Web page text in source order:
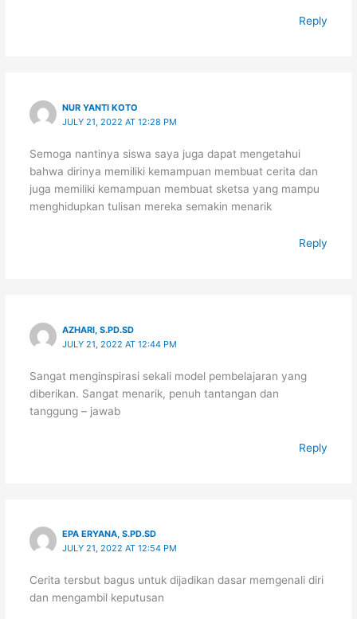
Reply
NUR YANTI KOTO
JULY 21, 2022 AT 12:28 PM
Semoga nantinya siswa saya juga dapat mengetahui
bahwa dirinya memiliki kemampuan membuat cerita dan
juga memiliki kemampuan membuat sketsa yang mampu
menghidupkan tulisan mereka semakin menarik
Reply
AZHARI, S.PD.SD
JULY 21, 2022 AT 12:44 PM
Sangat menginspirasi sekali model pembelajaran yang
diberikan. Sangat menarik, penuh tantangan dan
tanggung – jawab
Reply
EPA ERYANA, S.PD.SD
JULY 21, 2022 AT 12:54 PM
Cerita tersbut bagus untuk dijadikan dasar memgenali diri
dan mengambil keputusan